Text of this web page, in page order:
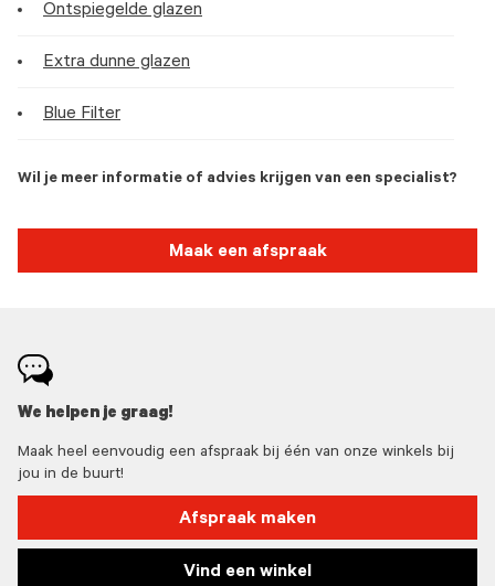
Ontspiegelde glazen
Extra dunne glazen
Blue Filter
Wil je meer informatie of advies krijgen van een specialist?
Maak een afspraak
We helpen je graag!
Maak heel eenvoudig een afspraak bij één van onze winkels bij
jou in de buurt!
Afspraak maken
Vind een winkel